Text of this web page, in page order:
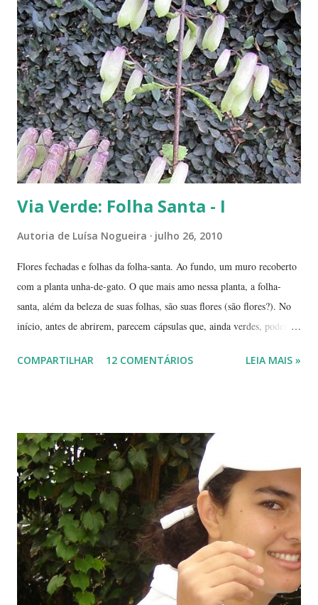
'compridinha' - que nessas alturas já estava do tamanho da
jabuticabeira. Foi aí que soubemos que tínhamos um pé de angico.
Eles nos disseram que de onde tinham plantado as mudas havia muito
angiqueiro. Alguma sementinha viajou junto. Pensamos mudá-lo para
outro lugar. Mas ele foi ficando. Quanto mais crescia, mais difícil seria
deslocá-lo. Hoje ele continua lá, coladinho ao pé de jabuticaba,
fazendo sombra para ...
Via Verde: Folha Santa - I
Autoria de Luísa Nogueira julho 26, 2010
Flores fechadas e folhas da folha-santa. Ao fundo, um muro recoberto
com a planta unha-de-gato. O que mais amo nessa planta, a folha-
santa, além da beleza de suas folhas, são suas flores (são flores?). No
início, antes de abrirem, parecem cápsulas que, ainda verdes, podem
As fotos de hoje são de cachos de suas flores ainda amadurecendo.
família das crassuláceas - Folha-santa. Ao fundo: Agave, dracena e
palmeira açaí. Folha-santa ( Bryophyllum calycinum ). Família das
crassuláceas. Sua reprodução é bem fácil: de qualquer pedaço de
algum galho podem nascer várias mudas. Uma só muda em pouco
tempo transforma-se em uma moita. É uma planta medicinal. ...
COMPARTILHAR 12 COMENTÁRIOS LEIA MAIS »